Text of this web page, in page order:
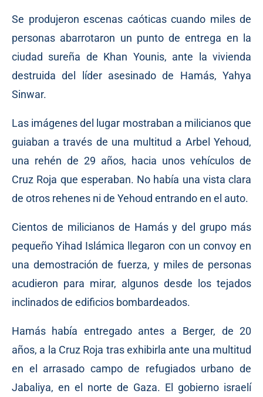
Se produjeron escenas caóticas cuando miles de
personas abarrotaron un punto de entrega en la
ciudad sureña de Khan Younis, ante la vivienda
destruida del líder asesinado de Hamás, Yahya
Sinwar.
Las imágenes del lugar mostraban a milicianos que
guiaban a través de una multitud a Arbel Yehoud,
una rehén de 29 años, hacia unos vehículos de
Cruz Roja que esperaban. No había una vista clara
de otros rehenes ni de Yehoud entrando en el auto.
Cientos de milicianos de Hamás y del grupo más
pequeño Yihad Islámica llegaron con un convoy en
una demostración de fuerza, y miles de personas
acudieron para mirar, algunos desde los tejados
inclinados de edificios bombardeados.
Hamás había entregado antes a Berger, de 20
años, a la Cruz Roja tras exhibirla ante una multitud
en el arrasado campo de refugiados urbano de
Jabaliya, en el norte de Gaza. El gobierno israelí